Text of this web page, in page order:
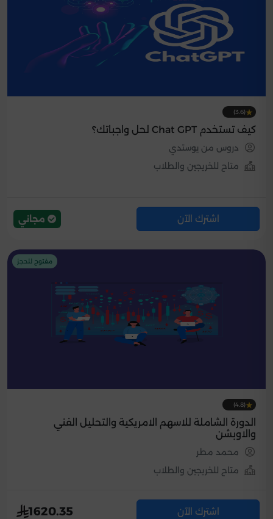
(3.6)
كيف تستخدم Chat GPT لحل واجباتك؟
دروس من يوستدي
متاح للخريجين والطلاب
اشترك الآن مجاني
مفتوح للحجز
(4.8)
الدورة الشاملة للاسهم الامريكية والتحليل الفني
والاوبشن
محمد مطر
متاح للخريجين والطلاب
اشترك الآن 1620.35